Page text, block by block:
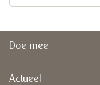
Doe mee
Actueel